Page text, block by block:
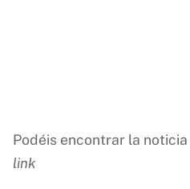
Podéis encontrar la
link